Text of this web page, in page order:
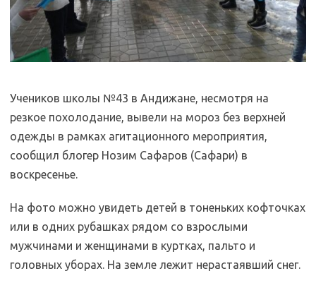
Учеников школы №43 в Андижане, несмотря на
резкое похолодание, вывели на мороз без верхней
одежды в рамках агитационного мероприятия,
сообщил блогер Нозим Сафаров (Сафари) в
воскресенье.
На фото можно увидеть детей в тоненьких кофточках
или в одних рубашках рядом со взрослыми
мужчинами и женщинами в куртках, пальто и
головных уборах. На земле лежит нерастаявший снег.